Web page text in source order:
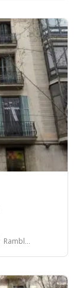
Rambla, 84 - BARCELONA